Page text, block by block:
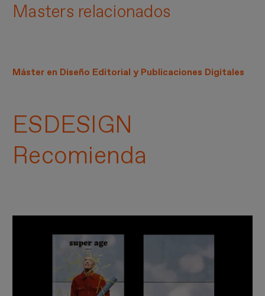
Masters relacionados
Máster en Diseño Editorial y Publicaciones Digitales
ESDESIGN
Recomienda